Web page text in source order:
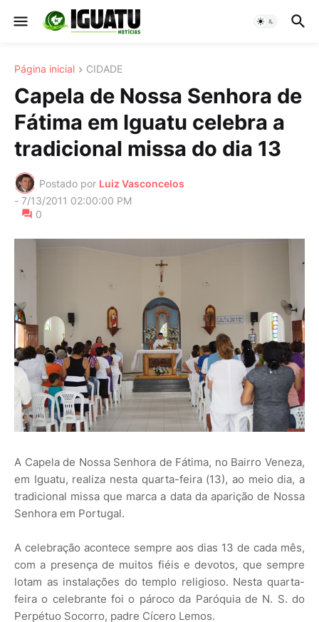
Página inicial CIDADE
Capela de Nossa Senhora de
Fátima em Iguatu celebra a
tradicional missa do dia 13
Postado por Luiz Vasconcelos
- 7/13/2011 02:00:00 PM
0
A Capela de Nossa Senhora de Fátima, no Bairro Veneza,
em Iguatu, realiza nesta quarta-feira (13), ao meio dia, a
tradicional missa que marca a data da aparição de Nossa
Senhora em Portugal.
A celebração acontece sempre aos dias 13 de cada mês,
com a presença de muitos fiéis e devotos, que sempre
lotam as instalações do templo religioso. Nesta quarta-
feira o celebrante foi o pároco da Paróquia de N. S. do
Perpétuo Socorro, padre Cícero Lemos.